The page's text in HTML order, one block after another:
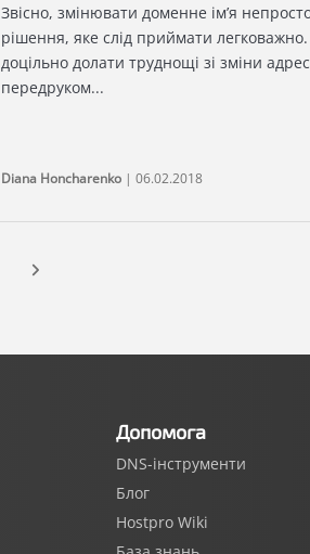
Звісно, змінювати доменне ім’я
рішення, яке слід приймати
доцільно долати труднощі зі зміни
передруком...
Diana Honcharenko| 06.02.2018
Наступна
Допомога
DNS-інструменти
Блог
Hostpro Wiki